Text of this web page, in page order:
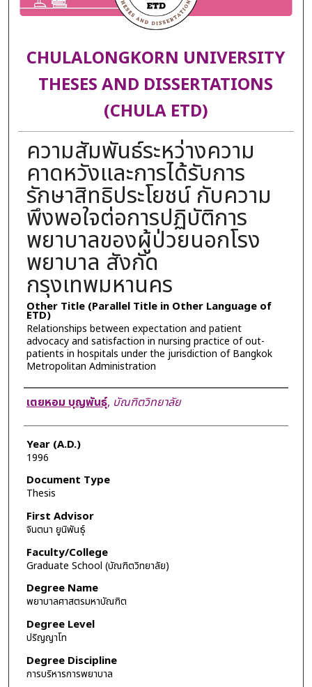
CHULALONGKORN UNIVERSITY
THESES AND DISSERTATIONS
(CHULA ETD)
ความสัมพันธ์ระหว่างความ
คาดหวังและการได้รับการ
รักษาสิทธิประโยชน์ กับความ
พึงพอใจต่อการปฏิบัติการ
พยาบาลของผู้ป่วยนอกโรง
พยาบาล สังกัด
กรุงเทพมหานคร
Other Title (Parallel Title in Other Language of
ETD)
Relationships between expectation and patient
advocacy and satisfaction in nursing practice of out-
patients in hospitals under the jurisdiction of Bangkok
Metropolitan Administration
Author
เตยหอม บุญพันธุ์, บัณฑิตวิทยาลัย
Year (A.D.)
1996
Document Type
Thesis
First Advisor
จินตนา ยูนิพันธุ์
Faculty/College
Graduate School (บัณฑิตวิทยาลัย)
Degree Name
พยาบาลศาสตรมหาบัณฑิต
Degree Level
ปริญญาโท
Degree Discipline
การบริหารการพยาบาล